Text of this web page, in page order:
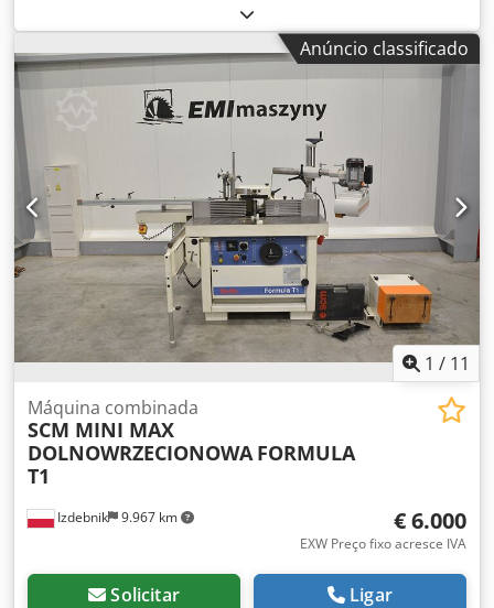
Anúncio classificado
1 / 11
Izdebnik 9.967 km
Máquina combinada
SCM MINI MAX
DOLNOWRZECIONOWA FORMULA
T1
€ 6.000
EXW Preço fixo acresce IVA
Solicitar Ligar